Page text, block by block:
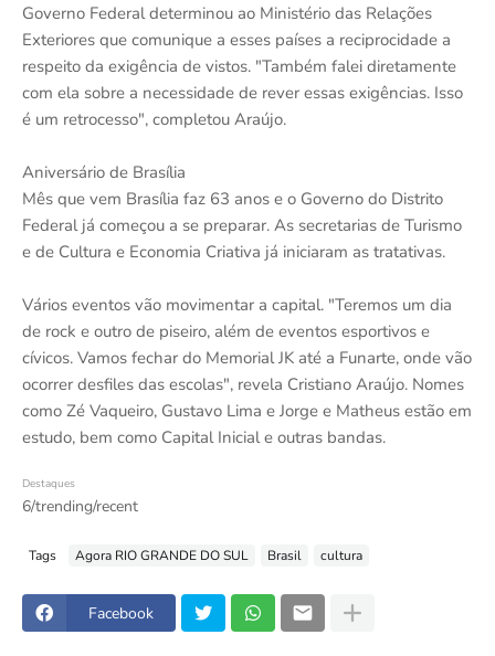
Governo Federal determinou ao Ministério das Relações
Exteriores que comunique a esses países a reciprocidade a
respeito da exigência de vistos. "Também falei diretamente
com ela sobre a necessidade de rever essas exigências. Isso
é um retrocesso", completou Araújo.
Aniversário de Brasília
Mês que vem Brasília faz 63 anos e o Governo do Distrito
Federal já começou a se preparar. As secretarias de Turismo
e de Cultura e Economia Criativa já iniciaram as tratativas.
Vários eventos vão movimentar a capital. "Teremos um dia
de rock e outro de piseiro, além de eventos esportivos e
cívicos. Vamos fechar do Memorial JK até a Funarte, onde vão
ocorrer desfiles das escolas", revela Cristiano Araújo. Nomes
como Zé Vaqueiro, Gustavo Lima e Jorge e Matheus estão em
estudo, bem como Capital Inicial e outras bandas.
Destaques
6/trending/recent
Tags Agora RIO GRANDE DO SUL Brasil cultura
Facebook